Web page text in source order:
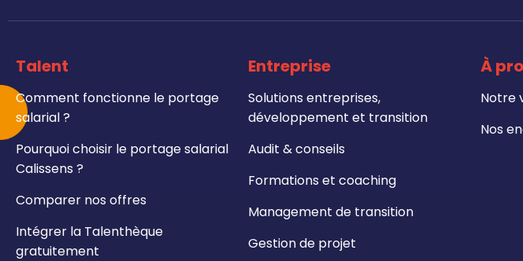
Talent
Comment fonctionne le portage
salarial ?
Pourquoi choisir le portage salarial
Calissens ?
Comparer nos offres
Intégrer la Talenthèque
gratuitement
Entreprise
Solutions entreprises,
développement et transition
Audit & conseils
Formations et coaching
Management de transition
Gestion de projet
À
Notre
Nos